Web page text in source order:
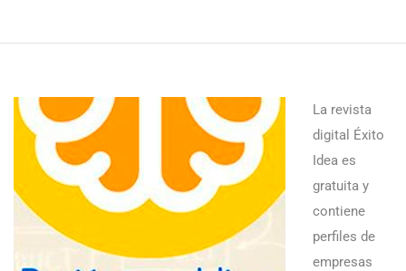
La revista
digital Éxito
Idea es
gratuita y
contiene
perfiles de
empresas